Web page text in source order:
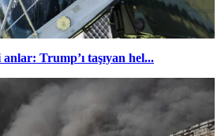
Trump’ı taşıyan hel...